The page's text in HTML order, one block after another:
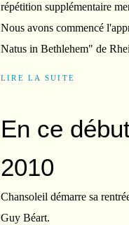
répétition supplémentaire
Nous avons commencé
Natus in Bethlehem" de
LIRE LA SUITE
En ce
2010
Chansoleil démarre sa
Guy Béart.